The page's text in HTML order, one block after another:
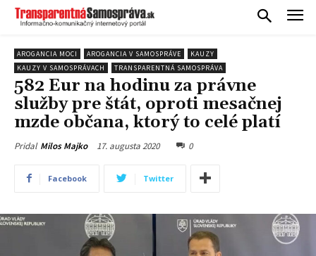
AROGANCIA MOCI AROGANCIA V SAMOSPRÁVE
KAUZY
KAUZY V SAMOSPRÁVACH
TRANSPARENTNÁ SAMOSPRÁVA
582 Eur na hodinu za právne
služby pre štát, oproti mesačnej
mzde občana, ktorý to celé platí
Pridal Milos Majko 17. augusta 2020 0
Facebook Twitter